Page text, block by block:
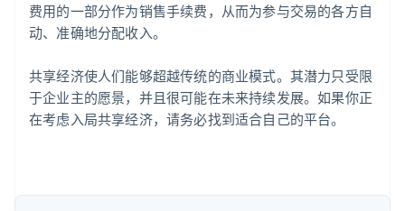
费用的一部分作为销售手续费，从而为参与交易的各方自
动、准确地分配收入。
共享经济使人们能够超越传统的商业模式。其潜力只受限
于企业主的愿景，并且很可能在未来持续发展。如果你正
在考虑入局共享经济，请务必找到适合自己的平台。
爱沙尼亚
English
澳大利亚
English
巴西
比利时